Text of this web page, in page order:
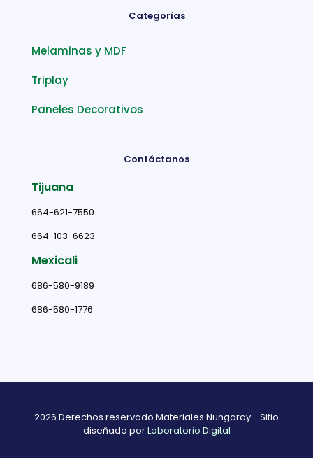
Categorías
Melaminas y MDF
Triplay
Paneles Decorativos
Contáctanos
Tijuana
664-621-7550
664-103-6623
Mexicali
686-580-9189
686-580-1776
2026 Derechos reservado Materiales Nungaray - Sitio
diseñado porLaboratorio Digital